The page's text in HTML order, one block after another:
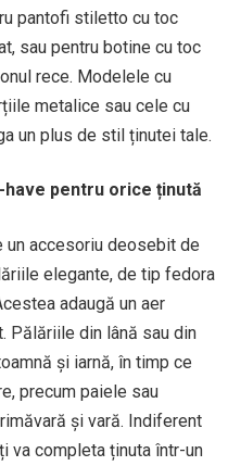
pantofi stiletto cu toc
sau pentru botine cu toc
rece. Modelele cu
metalice sau cele cu
un plus de stil ținutei tale.
pentru orice ținută
un accesoriu deosebit de
elegante, de tip fedora
adaugă un aer
Pălăriile din lână sau din
și iarnă, în timp ce
precum paiele sau
și vară. Indiferent
va completa ținuta într-un